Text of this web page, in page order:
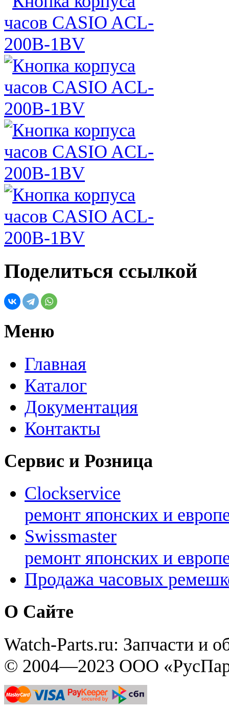
Поделиться ссылкой
Меню
Главная
Каталог
Документация
Контакты
Сервис и Розница
Clockservice
ремонт японских и
Swissmaster
ремонт японских и
Продажа часовых
О Сайте
Watch-Parts.ru: Запчасти и
© 2004—2023 ООО